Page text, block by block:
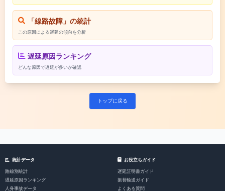
「線路故障」の統計
この原因による遅延の傾向を分析
遅延原因ランキング
どんな原因で遅延が多いか確認
トップに戻る
統計データ
路線別統計
遅延原因ランキング
人身事故データ
お役立ちガイド
遅延証明書ガイド
振替輸送ガイド
よくある質問